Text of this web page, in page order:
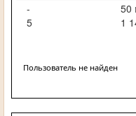
-
50
5
1
Пользователь не найден